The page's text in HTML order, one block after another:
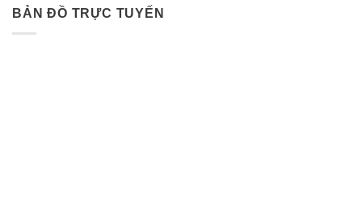
BẢN ĐỒ TRỰC TUYẾN